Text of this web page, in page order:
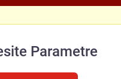
Parametre